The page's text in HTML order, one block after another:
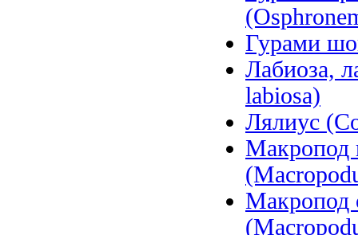
Гурами
Лабиоза,
labiosa)
Лялиус
Макропод
Макропод